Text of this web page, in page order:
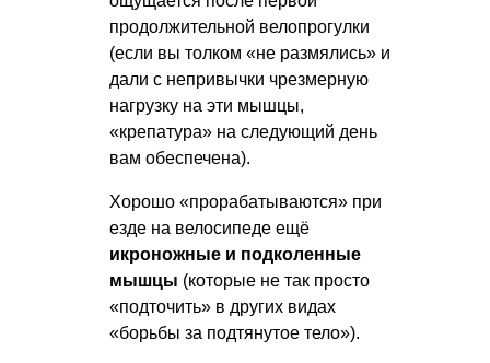
продолжительной велопрогулки
(если вы толком «не размялись» и
дали с непривычки чрезмерную
нагрузку на эти мышцы,
«крепатура» на следующий день
вам обеспечена).
Хорошо «прорабатываются» при
езде на велосипеде ещё
икроножные и подколенные
мышцы (которые не так просто
«подточить» в других видах
«борьбы за подтянутое тело»).